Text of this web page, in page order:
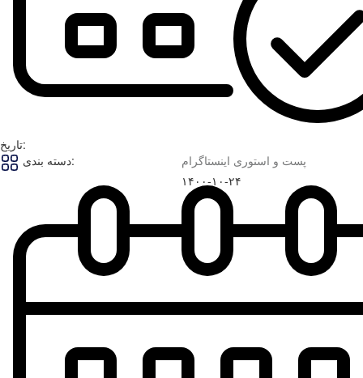
تاریخ:
دسته بندی: پست و استوری اینستاگرام
۱۴۰۰-۱۰-۲۴